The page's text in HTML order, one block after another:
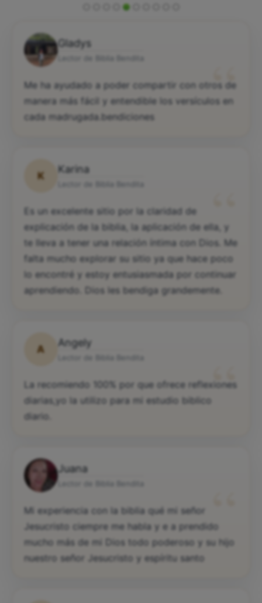
Gladys
“
Me ha ayudado a poder compartir con otros de
manera más fácil y entendible los versículos en
cada madrugada.bendiciones
K
Karina
“
Es un excelente sitio por la claridad de
explicación de la biblia, la aplicación de ella, y
te lleva a tener una relación íntima con Dios. Me
falta mucho explorar su sitio ya que hace poco
lo encontré y estoy entusiasmada por continuar
aprendiendo. Dios les bendiga grandemente.
A
Angely
“
La recomiendo 100% por que ofrece reflexiones
diarias,yo la utilizo para mi estudio biblico
diario.
Juana
“
Mi experiencia con la biblia qué mi señor
Jesucristo ciempre me habla y e a prendido
mucho más de mi Dios todo poderoso y su hijo
nuestro señor Jesucristo y espíritu santo